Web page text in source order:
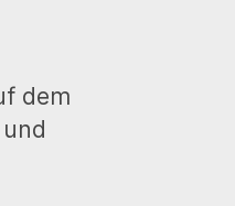
dem